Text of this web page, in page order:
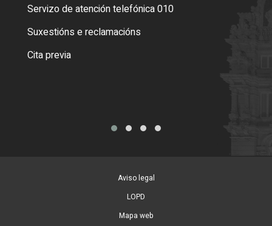
Servizo de atención telefónica 010
Suxestións e reclamacións
Cita previa
Aviso legal
LOPD
Mapa web